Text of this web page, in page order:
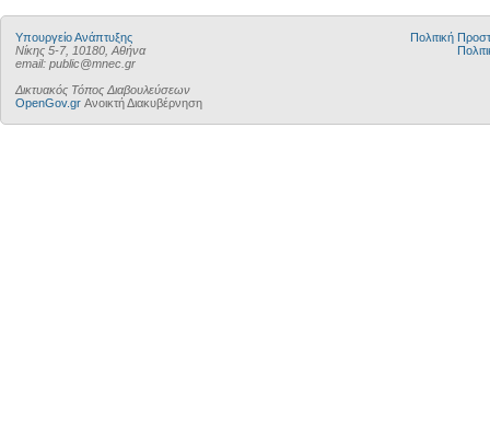
Υπουργείο Ανάπτυξης
Νίκης 5-7, 10180, Αθήνα
email: public@mnec.gr
Δικτυακός Τόπος Διαβουλεύσεων
OpenGov.gr Ανοικτή Διακυβέρνηση
Πολιτική